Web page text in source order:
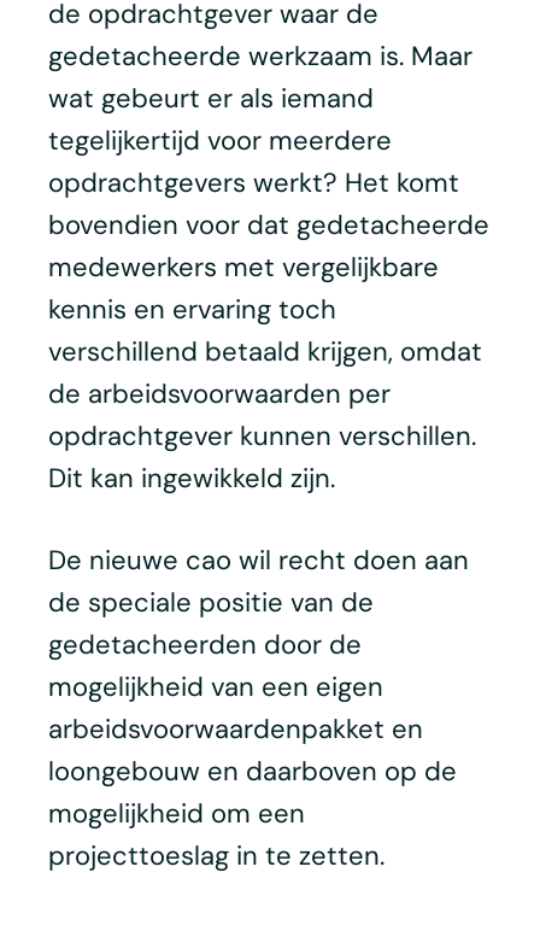
de opdrachtgever waar de
gedetacheerde werkzaam is. Maar
wat gebeurt er als iemand
tegelijkertijd voor meerdere
opdrachtgevers werkt? Het komt
bovendien voor dat gedetacheerde
medewerkers met vergelijkbare
kennis en ervaring toch
verschillend betaald krijgen, omdat
de arbeidsvoorwaarden per
opdrachtgever kunnen verschillen.
Dit kan ingewikkeld zijn.
De nieuwe cao wil recht doen aan
de speciale positie van de
gedetacheerden door de
mogelijkheid van een eigen
arbeidsvoorwaardenpakket en
loongebouw en daarboven op de
mogelijkheid om een
projecttoeslag in te zetten.